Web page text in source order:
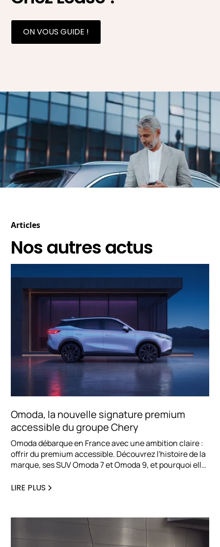
ON VOUS GUIDE !
Articles
Nos autres actus
Omoda, la nouvelle signature premium
accessible du groupe Chery
Omoda débarque en France avec une ambition claire :
offrir du premium accessible. Découvrez l'histoire de la
marque, ses SUV Omoda 7 et Omoda 9, et pourquoi elle
alternative électrifiée haut de gamme.
LIRE PLUS